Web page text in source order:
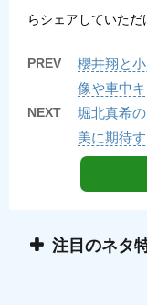
らシェアしていた
PREV
櫻井翔と
像や車中
NEXT
堀北真希
美に期待
注目のネタ